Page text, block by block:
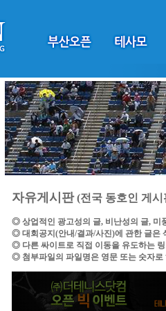
자유게시판(전국 동호인 게시
◎ 상업적인 광고성의 글, 비난성의 글, 미
◎ 대회공지(안내/결과/사진)에 관한 글은
◎ 다른 싸이트로 직접 이동을 유도하는
◎ 첨부파일의 파일명은 영문 또는 숫자로